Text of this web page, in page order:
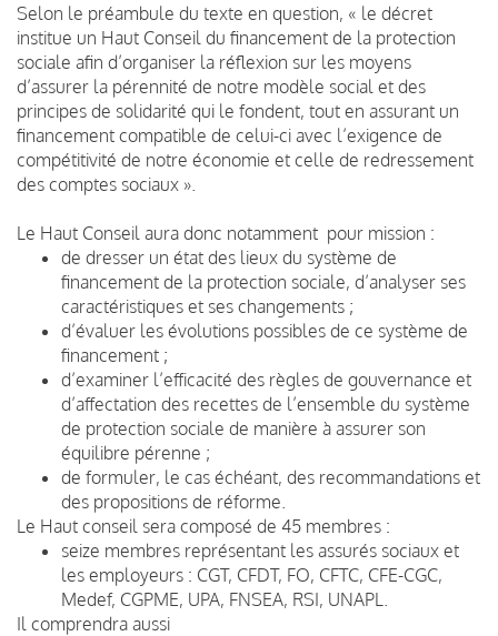
Selon le préambule du texte en question, « le décret
institue un Haut Conseil du financement de la protection
sociale afin d’organiser la réflexion sur les moyens
d’assurer la pérennité de notre modèle social et des
principes de solidarité qui le fondent, tout en assurant un
financement compatible de celui-ci avec l’exigence de
compétitivité de notre économie et celle de redressement
des comptes sociaux ».
Le Haut Conseil aura donc notamment pour mission :
de dresser un état des lieux du système de
financement de la protection sociale, d’analyser ses
caractéristiques et ses changements ;
d’évaluer les évolutions possibles de ce système de
financement ;
d’examiner l’efficacité des règles de gouvernance et
d’affectation des recettes de l’ensemble du système
de protection sociale de manière à assurer son
équilibre pérenne ;
de formuler, le cas échéant, des recommandations et
des propositions de réforme.
Le Haut conseil sera composé de 45 membres :
seize membres représentant les assurés sociaux et
les employeurs : CGT, CFDT, FO, CFTC, CFE-CGC,
Medef, CGPME, UPA, FNSEA, RSI, UNAPL.
Il comprendra aussi